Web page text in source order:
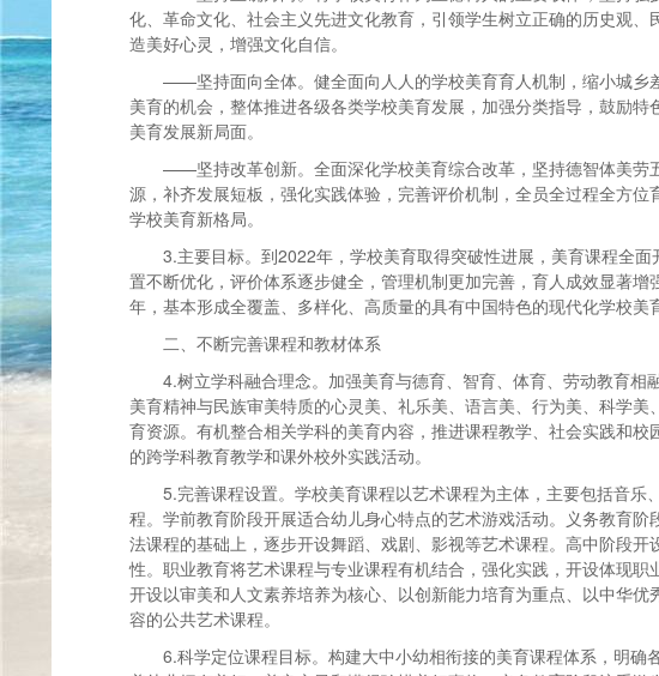
化、革命文化、社会主义先进文化教育，引领学生树立正确的历史观
造美好心灵，增强文化自信。
——坚持面向全体。健全面向人人的学校美育育人机制，缩小城乡
美育的机会，整体推进各级各类学校美育发展，加强分类指导，鼓励特
美育发展新局面。
——坚持改革创新。全面深化学校美育综合改革，坚持德智体美劳
源，补齐发展短板，强化实践体验，完善评价机制，全员全过程全方
学校美育新格局。
3.主要目标。到2022年，学校美育取得突破性进展，美育课程全
置不断优化，评价体系逐步健全，管理机制更加完善，育人成效显著
年，基本形成全覆盖、多样化、高质量的具有中国特色的现代化学校美
二、不断完善课程和教材体系
4.树立学科融合理念。加强美育与德育、智育、体育、劳动教育相
美育精神与民族审美特质的心灵美、礼乐美、语言美、行为美、科学
育资源。有机整合相关学科的美育内容，推进课程教学、社会实践和
的跨学科教育教学和课外校外实践活动。
5.完善课程设置。学校美育课程以艺术课程为主体，主要包括音乐
程。学前教育阶段开展适合幼儿身心特点的艺术游戏活动。义务教育
法课程的基础上，逐步开设舞蹈、戏剧、影视等艺术课程。高中阶段
性。职业教育将艺术课程与专业课程有机结合，强化实践，开设体现
开设以审美和人文素养培养为核心、以创新能力培育为重点、以中华
容的公共艺术课程。
6.科学定位课程目标。构建大中小幼相衔接的美育课程体系，明确